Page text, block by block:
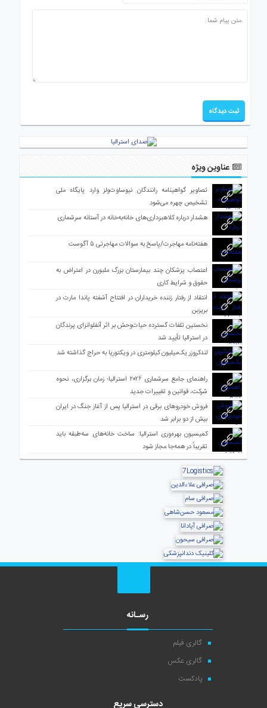
عناوین ویژه
تصاویر گواهینامه رانندگان نیوساوت‌ولز وارد پایگاه ملی
تشخیص چهره می‌شود
هشدار درباره کلاهبرداری‌های خانه‌به‌خانه در آستانه سرشماری
هفته‌نامه مهاجرت/پاسخ به سوالات مهاجرتی ۵ آگوست
اعتصاب پزشکان چند بیمارستان بزرگ ملبورن در اعتراض به
حقوق و شرایط کاری
انتقاد از رفتار زننده خریداران در افتتاح آشفته پاندا مارت در
بریزبن
نخستین تلفات گسترده حیات‌وحش بر اثر آنفلوانزای پرندگان
در استرالیا تأیید شد
لندکروزر یک‌میلیون کیلومتری در ویکتوریا به حراج گذاشته شد
راهنمای جامع سرشماری ۲۰۲۶ استرالیا؛ زمان برگزاری، نحوه
شرکت، قوانین و تغییرات جدید
فروش خودروهای برقی در استرالیا پس از آغاز جنگ در ایران
بیش از دو برابر شد
کمیسیون بهره‌وری استرالیا: ساخت خانه‌های سه‌طبقه باید
تقریباً در همه‌جا مجاز شود
رسـانه
گالری فیلم
گالری عکس
پادکست
دسترسی سریع